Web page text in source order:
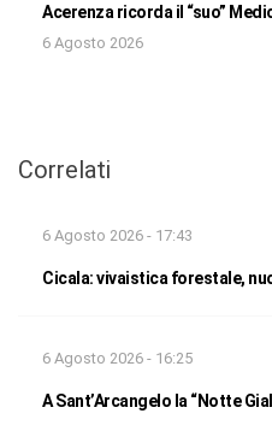
Acerenza ricorda il “suo”
6 Agosto 2026
Correlati
6 Agosto 2026 - 17:43
Cicala: vivaistica forestale,
6 Agosto 2026 - 16:25
A Sant’Arcangelo la “Notte